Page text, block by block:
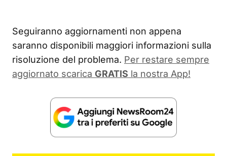
Seguiranno aggiornamenti non appena
saranno disponibili maggiori informazioni sulla
risoluzione del problema. Per restare sempre
aggiornato scarica GRATIS la nostra App!